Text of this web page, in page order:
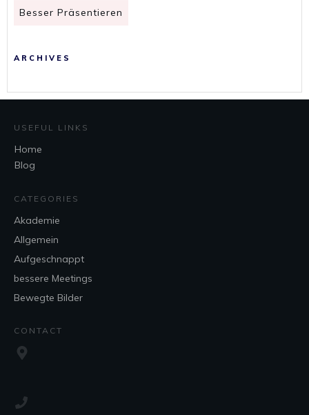
Besser Präsentieren
ARCHIVES
USEFUL LINKS
Home
Blog
CATEGORIES
Akademie
Allgemein
Aufgeschnappt
bessere Meetings
Bewegte Bilder
CONTACT